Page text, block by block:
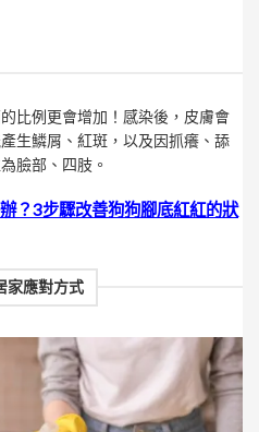
比例更會增加！感染後，皮膚會
生鱗屑、紅斑，以及因抓癢、舔
臉部、四肢。
？3步驟改善狗狗腳底紅紅的狀
家應對方式